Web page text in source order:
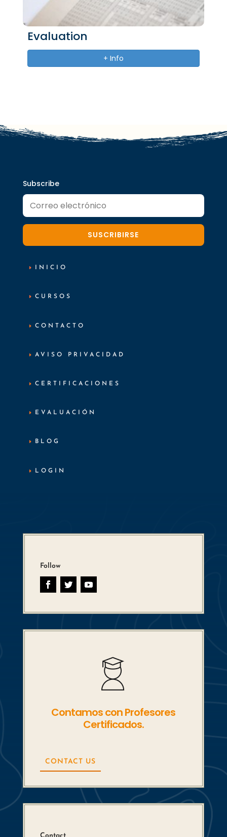
Evaluation
+ Info
Subscribe
SUSCRIBIRSE
INICIO
CURSOS
CONTACTO
AVISO PRIVACIDAD
CERTIFICACIONES
EVALUACIÓN
BLOG
LOGIN
Follow
Contamos con Profesores
Certificados.
CONTACT US